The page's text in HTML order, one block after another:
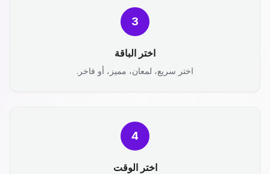
3
اختر الباقة
اختر سريع، لمعان، مميز، أو فاخر.
4
اختر الوقت